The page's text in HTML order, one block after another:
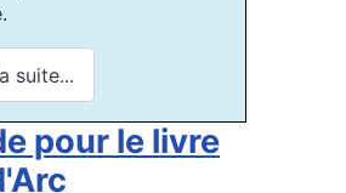
suite...
pour le livre